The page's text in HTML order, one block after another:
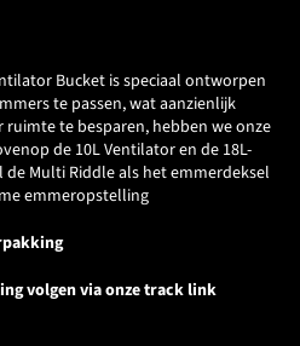
Bucket is speciaal ontworpen
te passen, wat aanzienlijk
te besparen, hebben we onze
de 10L Ventilator en de 18L-
Multi Riddle als het emmerdeksel
emmeropstelling
volgen via onze track link